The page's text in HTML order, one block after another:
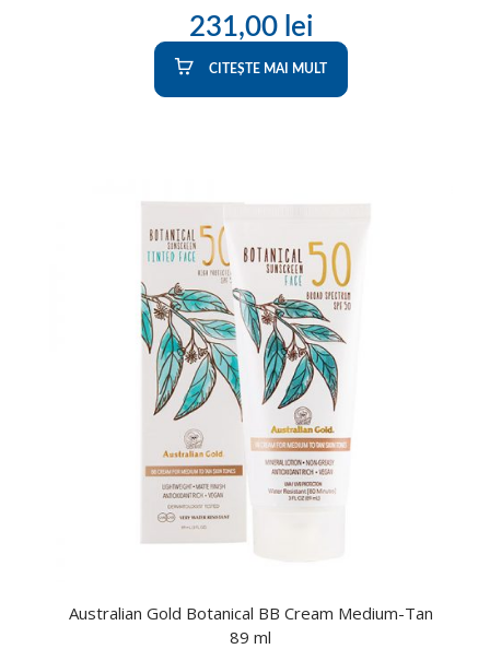
231,00 lei
CITEȘTE MAI MULT
Australian Gold Botanical BB Cream Medium-Tan
89 ml